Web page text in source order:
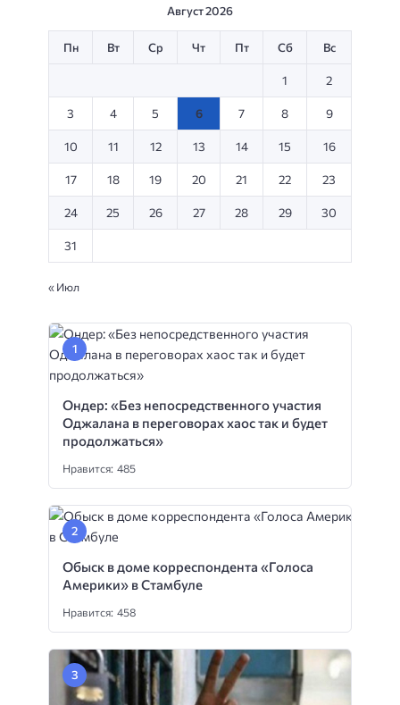
Август 2026
Пн Вт Ср Чт Пт Сб Вс
1 2
3 4 5 6 7 8 9
10 11 12 13 14 15 16
17 18 19 20 21 22 23
24 25 26 27 28 29 30
31
« Июл
Ондер: «Без непосредственного участия
Оджалана в переговорах хаос так и будет
продолжаться»
Нравится: 485
Обыск в доме корреспондента «Голоса
Америки» в Стамбуле
Нравится: 458